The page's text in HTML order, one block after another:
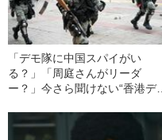
「デモ隊に中国スパイがい
る？」「周庭さんがリーダ
ー？」今さら聞けない“香港デモ